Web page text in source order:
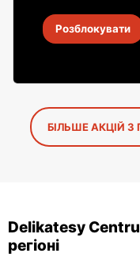
19 серп. 2026
Розблокувати
БІЛЬШЕ АКЦІЙ З
Delikatesy
регіоні